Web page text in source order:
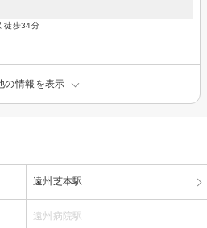
徒歩34分
の情報を表示
遠州芝本駅
遠州病院駅